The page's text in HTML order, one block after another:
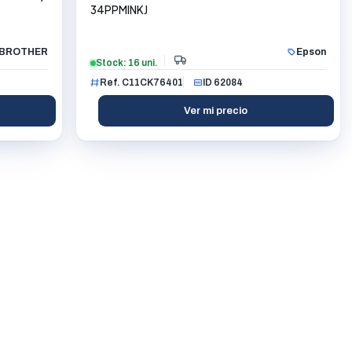
BROTHER
34PPMINKJ
Epson
Stock: 16 uni.
Ref. C11CK76401
ID 62084
Ver mi precio